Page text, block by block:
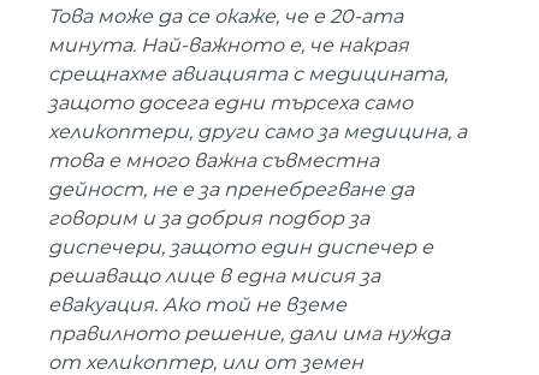
Това може да се окаже, че е 20-ата
минута. Най-важното е, че накрая
срещнахме авиацията с медицината,
защото досега едни търсеха само
хеликоптери, други само за медицина, а
това е много важна съвместна
дейност, не е за пренебрегване да
говорим и за добрия подбор за
диспечери, защото един диспечер е
решаващо лице в една мисия за
евакуация. Ако той не вземе
правилното решение, дали има нужда
от хеликоптер, или от земен